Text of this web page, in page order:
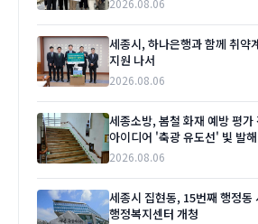
2026.08.06
세종시, 하나은행과 함께 취약
지원 나서
2026.08.06
세종소방, 봄철 화재 예방 평
아이디어 '축광 유도선' 빛 발해
2026.08.06
세종시 집현동, 15번째 행정
행정복지센터 개청